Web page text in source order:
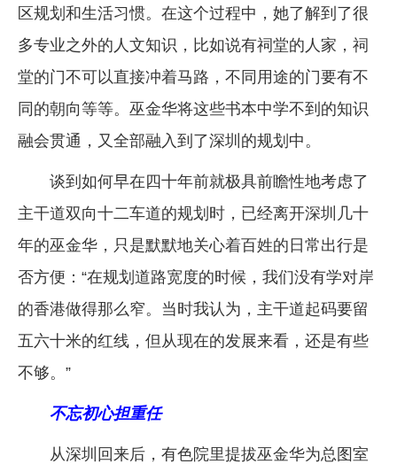
区规划和生活习惯。在这个过程中，她了解到了很
多专业之外的人文知识，比如说有祠堂的人家，祠
堂的门不可以直接冲着马路，不同用途的门要有不
同的朝向等等。巫金华将这些书本中学不到的知识
融会贯通，又全部融入到了深圳的规划中。
谈到如何早在四十年前就极具前瞻性地考虑了
主干道双向十二车道的规划时，已经离开深圳几十
年的巫金华，只是默默地关心着百姓的日常出行是
否方便：“在规划道路宽度的时候，我们没有学对岸
的香港做得那么窄。当时我认为，主干道起码要留
五六十米的红线，但从现在的发展来看，还是有些
不够。”
不忘初心担重任
从深圳回来后，有色院里提拔巫金华为总图室